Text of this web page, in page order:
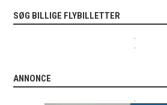
SØG BILLIGE FLYBILLETTER
ANNONCE